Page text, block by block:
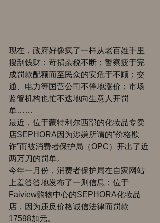
现在，政府好像疯了一样从老百姓手里
搜刮钱财：苛捐杂税不断；警察疲于完
成罚款配额而至民众的安危于不顾；交
通、电力等国营公司不停地涨价；市场
监管机构也忙不迭地向生意人开罚
单……
最近，位于蒙特利尔西部的化妆品专卖
店SEPHORA因为涉嫌所谓的“价格欺
诈”而被消费者保护局（OPC）开出了近
两万刀的罚单。
今年一月份，消费者保护局在自家网站
上羞答答地发布了一则信息：位于
Faiview购物中心的SEPHORA化妆品
店，因为违反价格诚信法律而罚款
17598加元。